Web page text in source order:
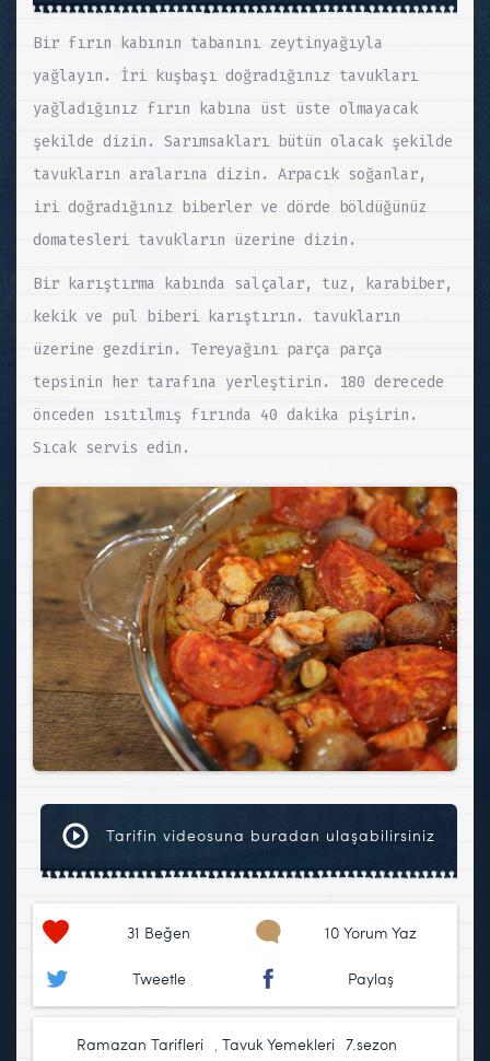
Bir fırın kabının tabanını zeytinyağıyla
yağlayın. İri kuşbaşı doğradığınız tavukları
yağladığınız fırın kabına üst üste olmayacak
şekilde dizin. Sarımsakları bütün olacak şekilde
tavukların aralarına dizin. Arpacık soğanlar,
iri doğradığınız biberler ve dörde böldüğünüz
domatesleri tavukların üzerine dizin.
Bir karıştırma kabında salçalar, tuz, karabiber,
kekik ve pul biberi karıştırın. tavukların
üzerine gezdirin. Tereyağını parça parça
tepsinin her tarafına yerleştirin. 180 derecede
önceden ısıtılmış fırında 40 dakika pişirin.
Sıcak servis edin.
Tarifin videosuna buradan ulaşabilirsiniz
31 Beğen 10 Yorum Yaz
Tweetle Paylaş
Ramazan Tarifleri Tavuk Yemekleri 7.sezon